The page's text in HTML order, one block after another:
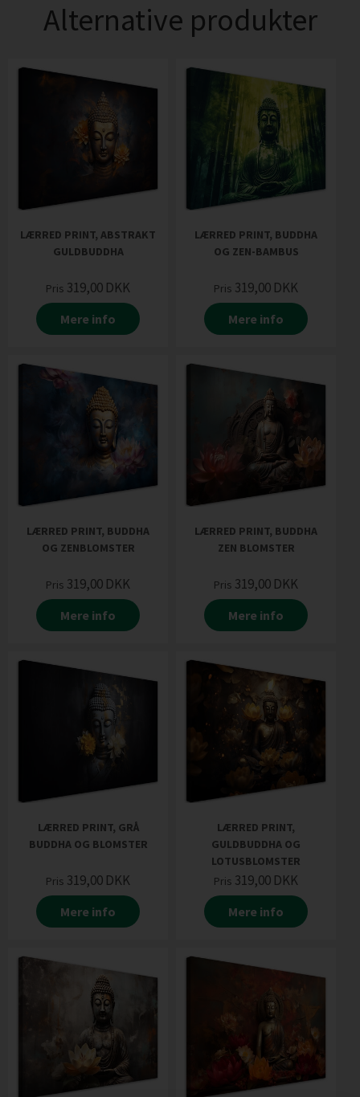
Alternative produkter
LÆRRED PRINT, ABSTRAKT
GULDBUDDHA
Pris 319,00 DKK
Mere info
LÆRRED PRINT, BUDDHA
OG ZEN-BAMBUS
Pris 319,00 DKK
Mere info
LÆRRED PRINT, BUDDHA
OG ZENBLOMSTER
Pris 319,00 DKK
Mere info
LÆRRED PRINT, BUDDHA
ZEN BLOMSTER
Pris 319,00 DKK
Mere info
LÆRRED PRINT, GRÅ
BUDDHA OG BLOMSTER
Pris 319,00 DKK
Mere info
LÆRRED PRINT,
GULDBUDDHA OG
LOTUSBLOMSTER
Pris 319,00 DKK
Mere info